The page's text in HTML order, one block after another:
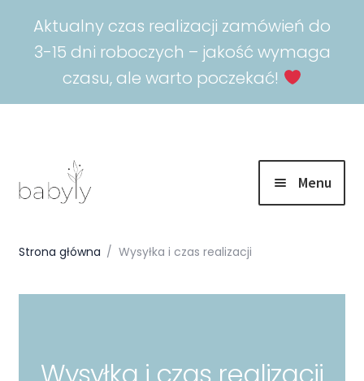
Aktualny czas realizacji zamówień do
3-15 dni roboczych – jakość wymaga
czasu, ale warto poczekać!
Menu
menu
Spacery i podróże
Rozwiń
Strona główna / Wysyłka i czas realizacji